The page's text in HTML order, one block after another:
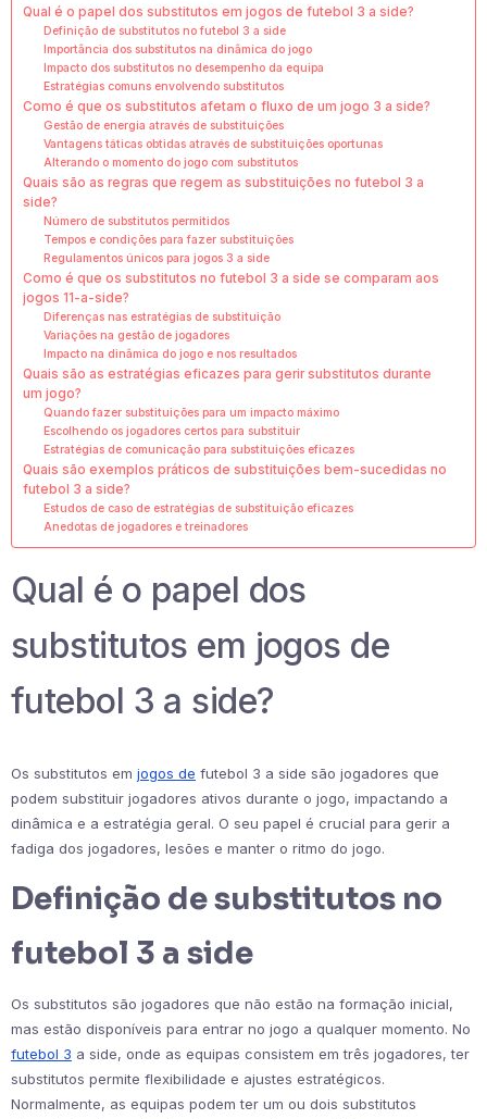
Qual é o papel dos substitutos em jogos de futebol 3 a side?
Definição de substitutos no futebol 3 a side
Importância dos substitutos na dinâmica do jogo
Impacto dos substitutos no desempenho da equipa
Estratégias comuns envolvendo substitutos
Como é que os substitutos afetam o fluxo de um jogo 3 a side?
Gestão de energia através de substituições
Vantagens táticas obtidas através de substituições oportunas
Alterando o momento do jogo com substitutos
Quais são as regras que regem as substituições no futebol 3 a
side?
Número de substitutos permitidos
Tempos e condições para fazer substituições
Regulamentos únicos para jogos 3 a side
Como é que os substitutos no futebol 3 a side se comparam aos
jogos 11-a-side?
Diferenças nas estratégias de substituição
Variações na gestão de jogadores
Impacto na dinâmica do jogo e nos resultados
Quais são as estratégias eficazes para gerir substitutos durante
um jogo?
Quando fazer substituições para um impacto máximo
Escolhendo os jogadores certos para substituir
Estratégias de comunicação para substituições eficazes
Quais são exemplos práticos de substituições bem-sucedidas no
futebol 3 a side?
Estudos de caso de estratégias de substituição eficazes
Anedotas de jogadores e treinadores
Qual é o papel dos
substitutos em jogos de
futebol 3 a side?
Os substitutos em jogos de futebol 3 a side são jogadores que
podem substituir jogadores ativos durante o jogo, impactando a
dinâmica e a estratégia geral. O seu papel é crucial para gerir a
fadiga dos jogadores, lesões e manter o ritmo do jogo.
Definição de substitutos no
futebol 3 a side
Os substitutos são jogadores que não estão na formação inicial,
mas estão disponíveis para entrar no jogo a qualquer momento. No
futebol 3 a side, onde as equipas consistem em três jogadores, ter
substitutos permite flexibilidade e ajustes estratégicos.
Normalmente, as equipas podem ter um ou dois substitutos